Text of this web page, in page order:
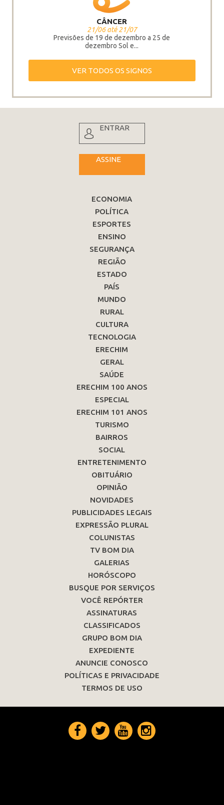
CÂNCER
21/06 até 21/07
Previsões de 19 de dezembro a 25 de
dezembro Sol e...
VER TODOS OS SIGNOS
ENTRAR
ASSINE
ECONOMIA
POLÍTICA
ESPORTES
ENSINO
SEGURANÇA
REGIÃO
ESTADO
PAÍS
MUNDO
RURAL
CULTURA
TECNOLOGIA
ERECHIM
GERAL
SAÚDE
ERECHIM 100 ANOS
ESPECIAL
ERECHIM 101 ANOS
TURISMO
BAIRROS
SOCIAL
ENTRETENIMENTO
OBITUÁRIO
OPINIÃO
NOVIDADES
PUBLICIDADES LEGAIS
EXPRESSÃO PLURAL
COLUNISTAS
TV BOM DIA
GALERIAS
HORÓSCOPO
BUSQUE POR SERVIÇOS
VOCÊ REPÓRTER
ASSINATURAS
CLASSIFICADOS
GRUPO BOM DIA
EXPEDIENTE
ANUNCIE CONOSCO
POLÍTICAS E PRIVACIDADE
TERMOS DE USO